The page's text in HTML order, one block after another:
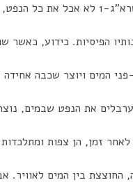
ואז התברר שלמרות שרא"ג-1 לא אכל
הפיסיות. כידוע, כאשר
המים ויוצר שכבה
את הנפט שבמים,
זמן, הן צפות ומתלכדות
החוצצת בין המים לאוויר.